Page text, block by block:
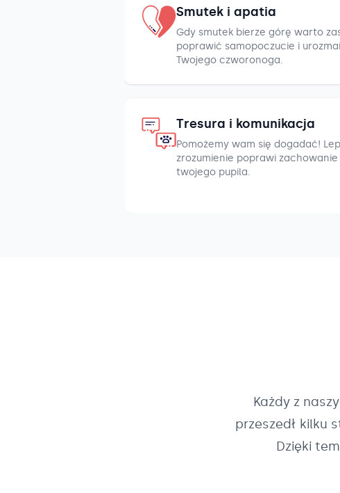
Smutek i apatia
Gdy smutek bierze górę warto
poprawić samopoczucie i
Twojego czworonoga.
Tresura i komunikacja
Pomożemy wam się dogadać!
zrozumienie poprawi
twojego pupila.
Każdy z
przeszedł kilku
Dzięki